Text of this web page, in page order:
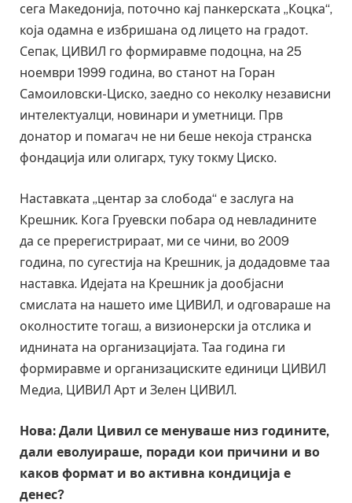
сега Македонија, поточно кај панкерската „Коцка“,
која одамна е избришана од лицето на градот.
Сепак, ЦИВИЛ го формиравме подоцна, на 25
ноември 1999 година, во станот на Горан
Самоиловски-Циско, заедно со неколку независни
интелектуалци, новинари и уметници. Прв
донатор и помагач не ни беше некоја странска
фондација или олигарх, туку токму Циско.
Наставката „центар за слобода“ е заслуга на
Крешник. Кога Груевски побара од невладините
да се пререгистрираат, ми се чини, во 2009
година, по сугестија на Крешник, ја додадовме таа
наставка. Идејата на Крешник ја дообјасни
смислата на нашето име ЦИВИЛ, и одговараше на
околностите тогаш, а визионерски ја отслика и
иднината на организацијата. Таа година ги
формиравме и организациските единици ЦИВИЛ
Медиа, ЦИВИЛ Арт и Зелен ЦИВИЛ.
Нова: Дали Цивил се менуваше низ годините,
дали еволуираше, поради кои причини и во
каков формат и во активна кондиција е
денес?